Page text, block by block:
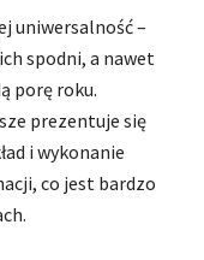
uniwersalność –
spodni, a nawet
porę roku.
prezentuje się
i wykonanie
co jest bardzo